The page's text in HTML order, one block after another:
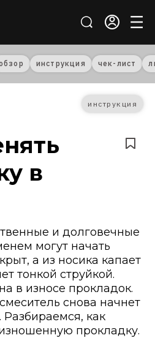
инструкция чек-лист
инструкция
в
и долговечные
могут начать
а из носика капает
тонкой струйкой.
в износе прокладок.
снова начнет
как
прокладку.